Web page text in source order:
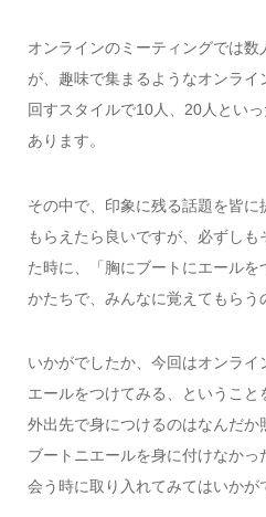
オンラインのミーティングでは
が、趣味で集まるようなオンラ
回すスタイルで10人、20人とい
あります。
その中で、印象に残る話題を皆
もらえたら良いですが、必ずし
た時に、「胸にブートにエール
かたちで、みんなに覚えてもらう
いかがでしたか、今回はオンラ
エールをつけてみる、ということ
外出先で身につけるのはなんだ
ブートニエールを身に付けなか
会う時に取り入れてみてはいかが